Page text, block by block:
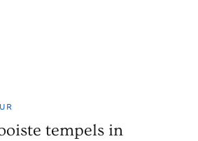
tempels in